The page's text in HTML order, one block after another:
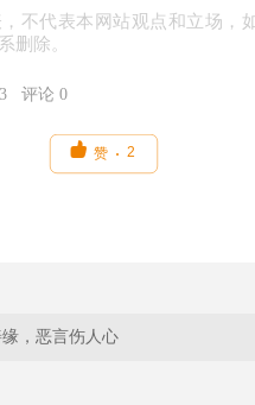
不代表本网站观点和立场，
删除。
评论 0
 赞 2
，恶言伤人心